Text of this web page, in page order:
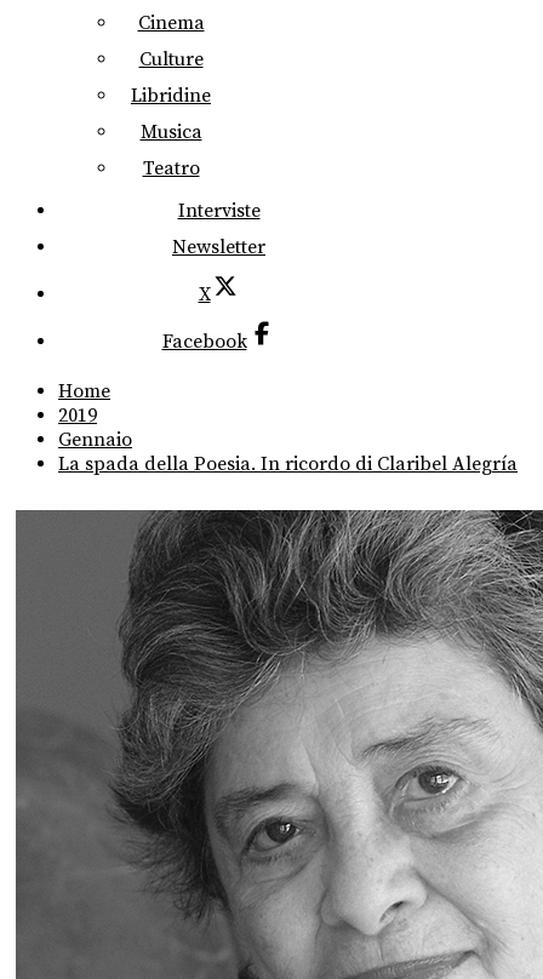
Cinema
Culture
Libridine
Musica
Teatro
Interviste
Newsletter
X
Facebook
Home
2019
Gennaio
La spada della Poesia. In ricordo di Claribel Alegría